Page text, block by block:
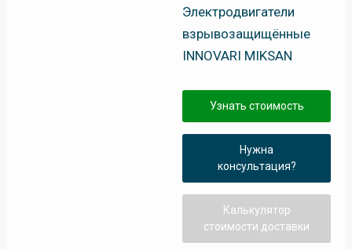
Электродвигатели
взрывозащищённые
INNOVARI MIKSAN
Узнать стоимость
Нужна
консультация?
Калькулятор
стоимости доставки